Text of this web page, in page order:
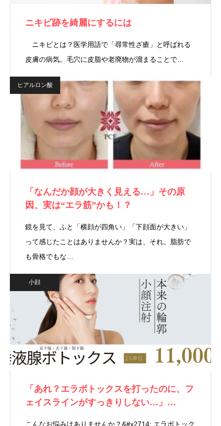
ニキビ跡を綺麗にするには
ニキビとは？医学用語で「尋常性ざ瘡」と呼ばれる
皮膚の病気。毛穴に皮脂や老廃物が溜まることで…
ヒアルロン酸
「なんだか顔が大きく見える…」その原
因、実は“エラ筋”かも！？
鏡を見て、ふと「横顔が四角い」「下顔面が大きい」
って感じたことはありませんか？実は、それ。脂肪で
も骨格でもな…
小顔
「あれ？エラボトックスを打ったのに、フ
ェイスラインがすっきりしない…」…
こんなお悩みはありませんか？&#x2714; エラボトック